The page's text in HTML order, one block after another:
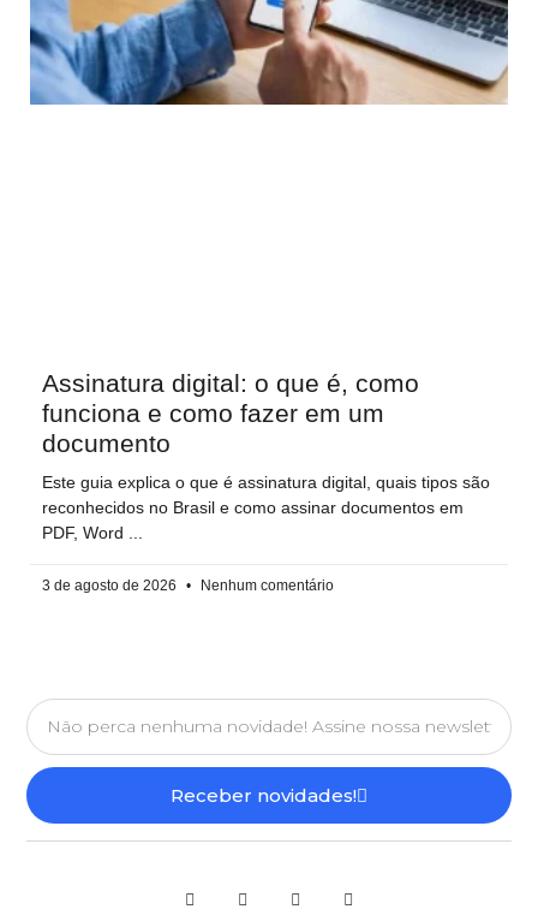
Assinatura digital: o que é, como
funciona e como fazer em um
documento
Este guia explica o que é assinatura digital, quais tipos são
reconhecidos no Brasil e como assinar documentos em
PDF, Word
3 de agosto de 2026 Nenhum comentário
Receber novidades!